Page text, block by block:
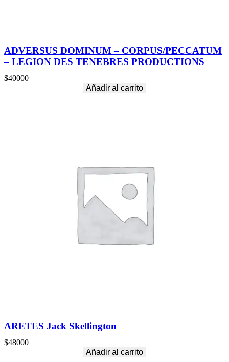
ADVERSUS DOMINUM – CORPUS/PECCATUM
– LEGION DES TENEBRES PRODUCTIONS
$40000
Añadir al carrito
ARETES Jack Skellington
$48000
Añadir al carrito